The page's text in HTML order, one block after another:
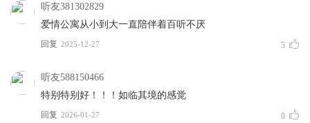
听友381302829
爱情公寓从小到大一直陪伴着百听不厌
回复 2025-12-27 5
听友588150466
特别特别好！！！如临其境的感觉
回复 2026-01-27 0